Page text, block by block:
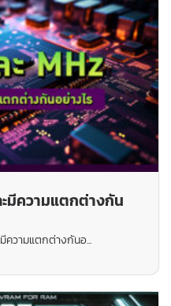
ะมีความแตกต่างกัน
ความแตกต่างกันอ...